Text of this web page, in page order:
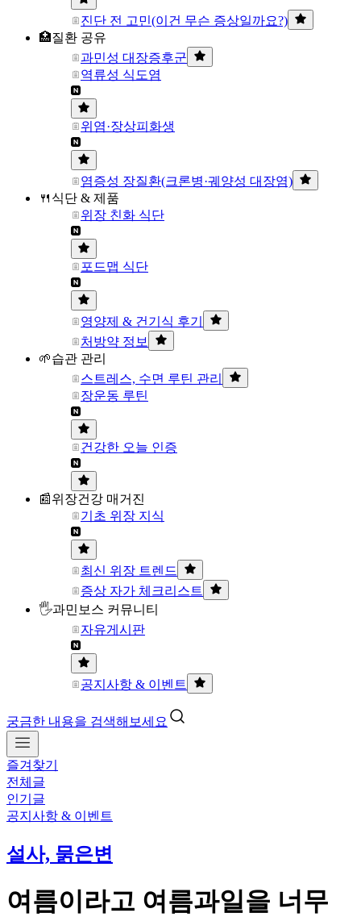
진단 전 고민(이건 무슨 증상일까요?)
🏥질환 공유
과민성 대장증후군
역류성 식도염
위염·장상피화생
염증성 장질환(크론병·궤양성 대장염)
🍴식단 & 제품
위장 친화 식단
포드맵 식단
영양제 & 건기식 후기
처방약 정보
🌱습관 관리
스트레스, 수면 루틴 관리
장운동 루틴
건강한 오늘 인증
📰위장건강 매거진
기초 위장 지식
최신 위장 트렌드
증상 자가 체크리스트
🖐과민보스 커뮤니티
자유게시판
공지사항 & 이벤트
궁금한 내용을 검색해보세요
즐겨찾기
전체글
인기글
공지사항 & 이벤트
설사, 묽은변
여름이라고 여름과일을 너무